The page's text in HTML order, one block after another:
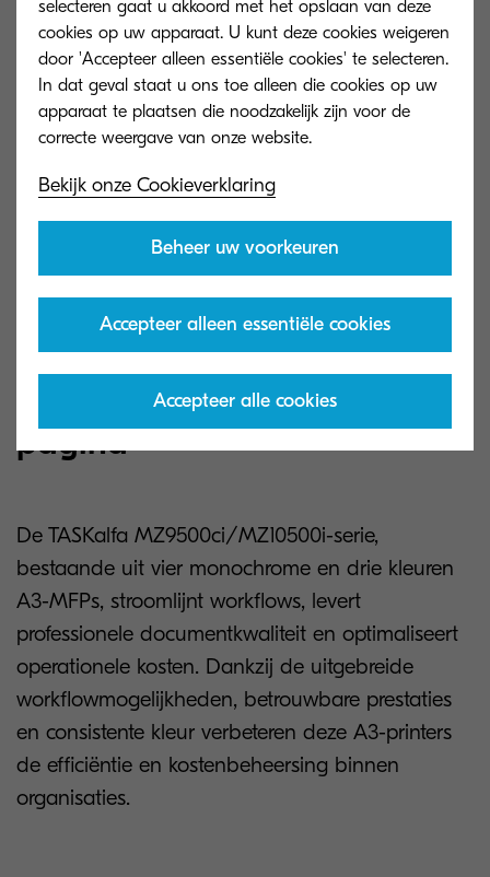
Briljante kwaliteit op iedere
pagina
De TASKalfa MZ9500ci/MZ10500i-serie,
bestaande uit vier monochrome en drie kleuren
A3-MFPs, stroomlijnt workflows, levert
professionele documentkwaliteit en optimaliseert
operationele kosten. Dankzij de uitgebreide
workflowmogelijkheden, betrouwbare prestaties
en consistente kleur verbeteren deze A3-printers
de efficiëntie en kostenbeheersing binnen
organisaties.
selecteren gaat u akkoord met het opslaan van deze
cookies op uw apparaat. U kunt deze cookies weigeren
door 'Accepteer alleen essentiële cookies' te selecteren.
In dat geval staat u ons toe alleen die cookies op uw
apparaat te plaatsen die noodzakelijk zijn voor de
Bekijk onze Cookieverklaring
Beheer uw voorkeuren
Accepteer alleen essentiële cookies
Accepteer alle cookies